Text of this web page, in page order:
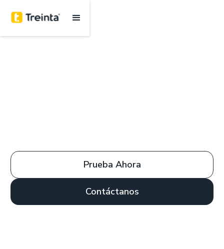
Prueba Ahora
Contáctanos